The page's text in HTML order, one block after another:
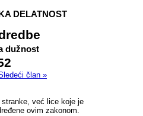
DELATNOST
dužnost
član »
već lice koje je
ovim zakonom.